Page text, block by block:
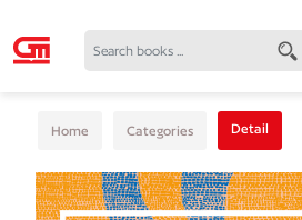
Home Categories Detail